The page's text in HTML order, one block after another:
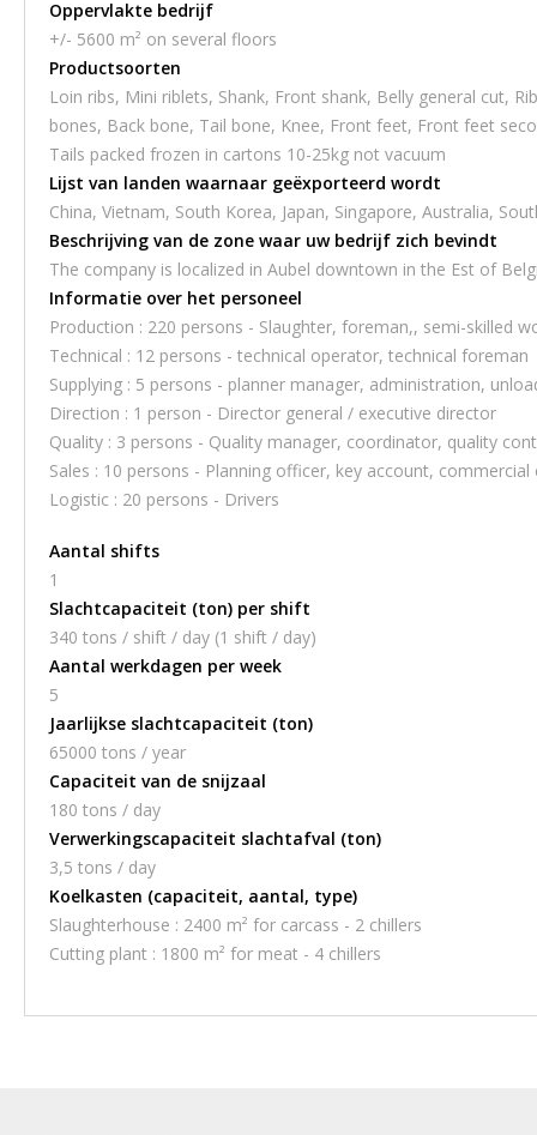
Oppervlakte bedrijf
+/- 5600 m² on several floors
Productsoorten
Loin ribs, Mini riblets, Shank, Front shank, Belly general cut,
bones, Back bone, Tail bone, Knee, Front feet, Front feet
Tails packed frozen in cartons 10-25kg not vacuum
Lijst van landen waarnaar geëxporteerd wordt
China, Vietnam, South Korea, Japan, Singapore, Australia,
Beschrijving van de zone waar uw bedrijf zich bevindt
The company is localized in Aubel downtown in the Est of
Informatie over het personeel
Production : 220 persons - Slaughter, foreman,, semi-skilled
Technical : 12 persons - technical operator, technical foreman
Supplying : 5 persons - planner manager, administration,
Direction : 1 person - Director general / executive director
Quality : 3 persons - Quality manager, coordinator, quality
Sales : 10 persons - Planning officer, key account,
Logistic : 20 persons - Drivers
Aantal shifts
1
Slachtcapaciteit (ton) per shift
340 tons / shift / day (1 shift / day)
Aantal werkdagen per week
5
Jaarlijkse slachtcapaciteit (ton)
65000 tons / year
Capaciteit van de snijzaal
180 tons / day
Verwerkingscapaciteit slachtafval (ton)
3,5 tons / day
Koelkasten (capaciteit, aantal, type)
Slaughterhouse : 2400 m² for carcass - 2 chillers
Cutting plant : 1800 m² for meat - 4 chillers